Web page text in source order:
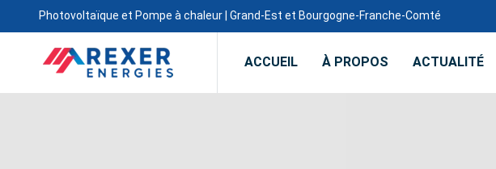
Photovoltaïque et Pompe à chaleur | Grand-Est et Bourgogne-Franche-Comté
ACCUEIL À PROPOS ACTUALITÉ